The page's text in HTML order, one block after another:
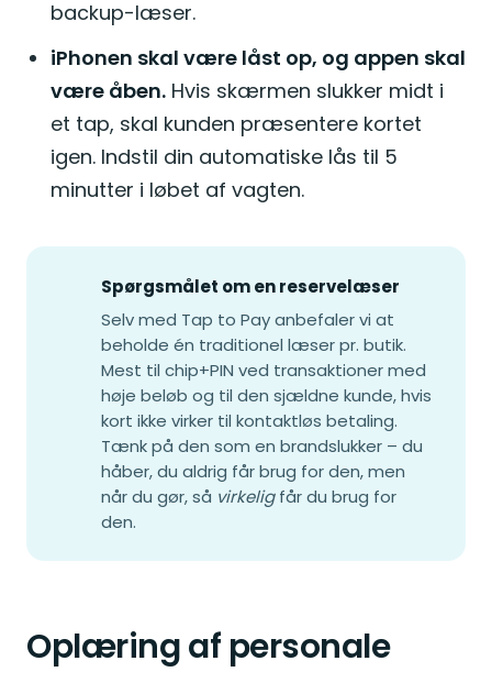
backup-læser.
iPhonen skal være låst op, og appen skal
være åben.Hvis skærmen slukker midt i
et tap, skal kunden præsentere kortet
igen. Indstil din automatiske lås til 5
minutter i løbet af vagten.
Spørgsmålet om en reservelæser
Selv med Tap to Pay anbefaler vi at
beholde én traditionel læser pr. butik.
Mest til chip+PIN ved transaktioner med
høje beløb og til den sjældne kunde, hvis
kort ikke virker til kontaktløs betaling.
Tænk på den som en brandslukker – du
håber, du aldrig får brug for den, men
når du gør, så virkeligfår du brug for
den.
Oplæring af personale